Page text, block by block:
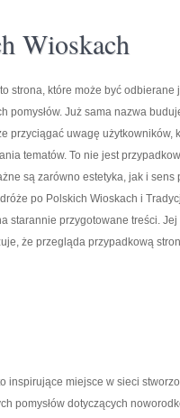
Wioskach
strona, które może być
pomysłów. Już sama nazwa
przyciągać uwagę użytkowników,
tematów. To nie jest
są zarówno estetyka, jak i
po Polskich Wioskach i
starannie przygotowane treści.
że przegląda przypadkową
inspirujące miejsce w sieci
pomysłów dotyczących